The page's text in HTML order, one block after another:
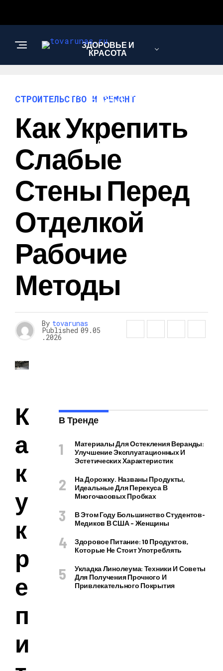
ЗДОРОВЬЕ И
КРАСОТА
СТРОИТЕЛЬСТВО И
РЕМОНТ
НАУКА И
ТЕХНОЛОГИИ
СТРОИТЕЛЬСТВО И РЕМОНТ
Как Укрепить
Слабые
Стены Перед
Отделкой
Рабочие
Методы
By tovarunas
Published 09.05
.2026
К
а
к
у
к
р
е
п
и
В Тренде
Материалы Для Остекления Веранды:
Улучшение Эксплуатационных И
Эстетических Характеристик
На Дорожку. Названы Продукты,
Идеальные Для Перекуса В
Многочасовых Пробках
В Этом Году Большинство Студентов-
Медиков В США – Женщины
Здоровое Питание: 10 Продуктов,
Которые Не Стоит Употреблять
Укладка Линолеума: Техники И Советы
Для Получения Прочного И
Привлекательного Покрытия